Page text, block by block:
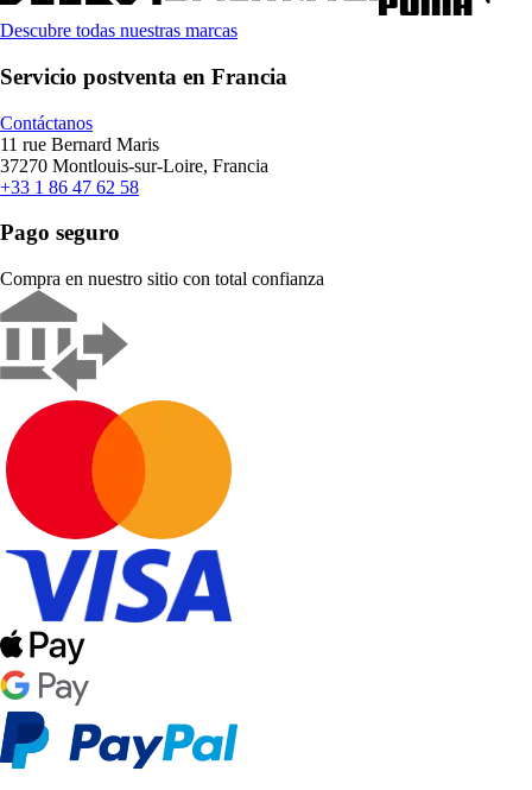
Descubre todas nuestras marcas
Servicio postventa en Francia
Contáctanos
11 rue Bernard Maris
37270 Montlouis-sur-Loire, Francia
+33 1 86 47 62 58
Pago seguro
Compra en nuestro sitio con total confianza